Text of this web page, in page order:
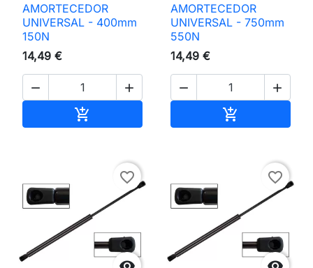
AMORTECEDOR
UNIVERSAL - 400mm
150N
14,49 €
 

AMORTECEDOR
UNIVERSAL - 750mm
550N
14,49 €
 

favorite_border favorite_border